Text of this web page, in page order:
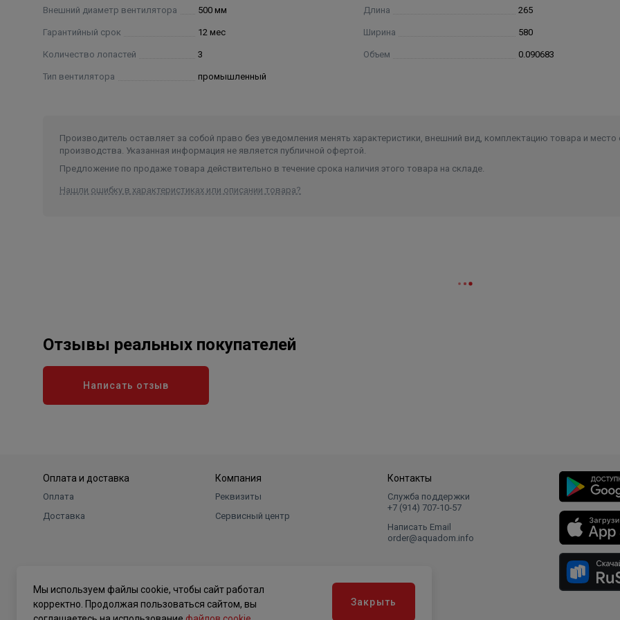
Внешний диаметр вентилятора 500 мм
Гарантийный срок 12 мес
Количество лопастей 3
Тип вентилятора промышленный
Длина 265
Ширина 580
Объем 0.090683
Производитель оставляет за собой право без уведомления менять характеристики, внешний вид, комплектацию товара и место
производства. Указанная информация не является публичной офертой.
Предложение по продаже товара действительно в течение срока наличия этого товара на складе.
Нашли ошибку в характеристиках или описании товара?
Отзывы реальных покупателей
Написать отзыв
Оплата и доставка
Оплата
Доставка
Компания
Реквизиты
Сервисный центр
Контакты
Служба поддержки
+7 (914) 707‑10‑57
Написать Email
order@aquadom.info
Мы используем файлы cookie, чтобы сайт работал
корректно. Продолжая пользоваться сайтом, вы
Закрыть